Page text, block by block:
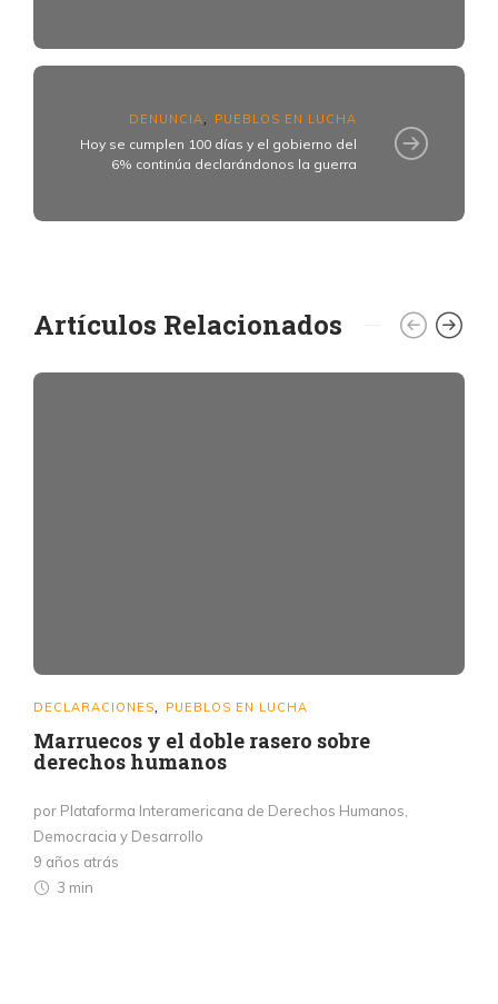
DENUNCIA PUEBLOS EN LUCHA
Hoy se cumplen 100 días y el gobierno del
6% continúa declarándonos la guerra
Artículos Relacionados
DECLARACIONES PUEBLOS EN LUCHA
Marruecos y el doble rasero sobre
derechos humanos
por Plataforma Interamericana de Derechos Humanos,
Democracia y Desarrollo
9 años atrás
3 min